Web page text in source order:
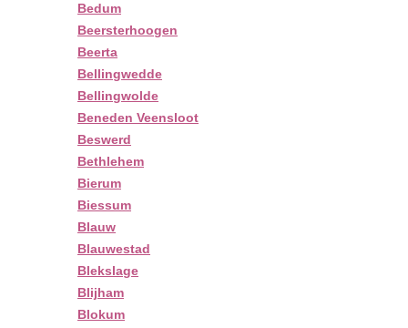
Bedum
Beersterhoogen
Beerta
Bellingwedde
Bellingwolde
Beneden Veensloot
Beswerd
Bethlehem
Bierum
Biessum
Blauw
Blauwestad
Blekslage
Blijham
Blokum